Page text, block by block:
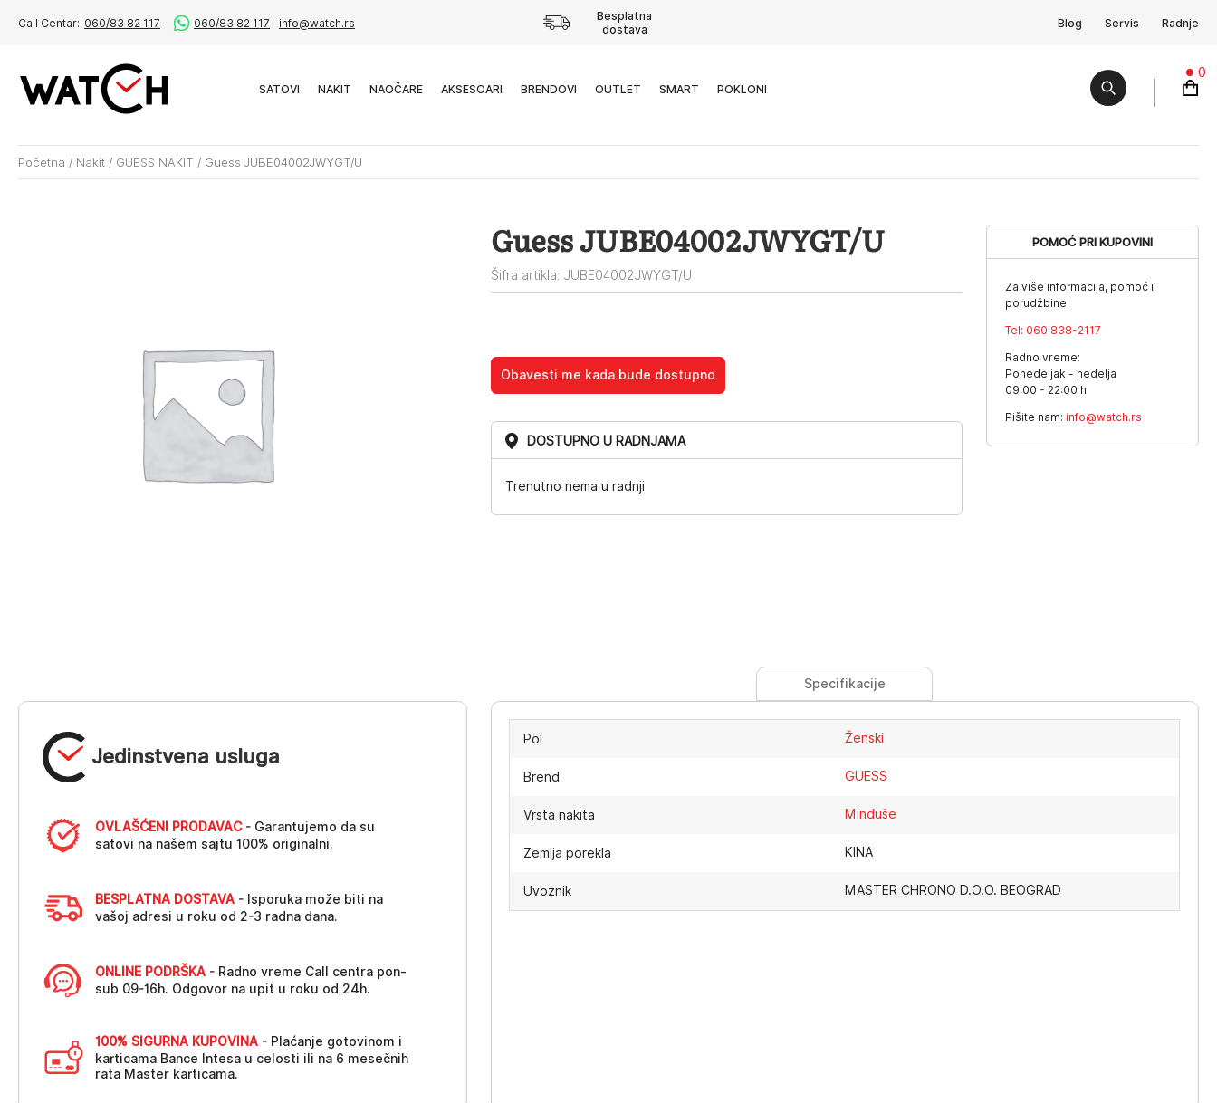
Call Centar: 060/83 82 117 060/83 82 117 info@watch.rs
Besplatna
dostava
Blog Servis Radnje
SATOVI NAKIT NAOČARE AKSESOARI BRENDOVI OUTLET SMART POKLONI
0
Početna / Nakit / GUESS NAKIT / Guess JUBE04002JWYGT/U
Guess JUBE04002JWYGT/U
Šifra artikla: JUBE04002JWYGT/U
Obavesti me kada bude dostupno
DOSTUPNO U RADNJAMA
Trenutno nema u radnji
POMOĆ PRI KUPOVINI
Za više informacija, pomoć i
porudžbine.
Tel: 060 838-2117
Radno vreme:
Ponedeljak - nedelja
09:00 - 22:00 h
Pišite nam: info@watch.rs
Jedinstvena usluga
OVLAŠĆENI PRODAVAC- Garantujemo da su
satovi na našem sajtu 100% originalni.
BESPLATNA DOSTAVA - Isporuka može biti na
vašoj adresi u roku od 2-3 radna dana.
ONLINE PODRŠKA - Radno vreme Call centra pon-
sub 09-16h. Odgovor na upit u roku od 24h.
100% SIGURNA KUPOVINA - Plaćanje gotovinom i
karticama Bance Intesa u celosti ili na 6 mesečnih
rata Master karticama.
Specifikacije
Pol Ženski
Brend GUESS
Vrsta nakita Minđuše
Zemlja porekla KINA
Uvoznik MASTER CHRONO D.O.O. BEOGRAD